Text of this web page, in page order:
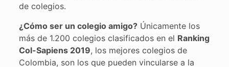
de colegios.
¿Cómo ser un colegio amigo?Únicamente los
más de 1.200 colegios clasificados en el Ranking
Col-Sapiens 2019, los mejores colegios de
Colombia, son los que pueden vincularse a la